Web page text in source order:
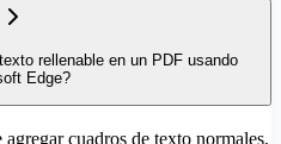
rellenable en un PDF usando
Edge?
cuadros de texto normales,